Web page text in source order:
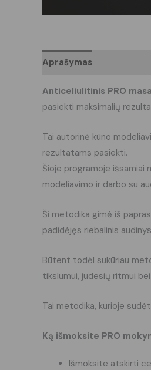
Aprašymas
Anticeliulitinis PRO
pasiekti maksimalių
Tai autorinė kūno
rezultatams pasiekti.
Šioje programoje išsamiai
modeliavimo ir darbo su
Ši metodika gimė iš
padidėjęs riebalinis
Būtent todėl sukūriau
tikslumui, judesių ritmui
Tai metodika, kurioje
Ką išmoksite PRO
Išmoksite atskirti